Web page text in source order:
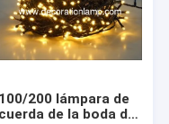
100/200 lámpara de
cuerda de la boda de